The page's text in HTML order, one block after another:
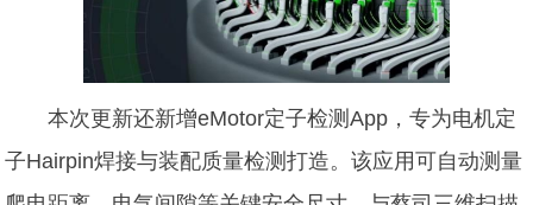
本次更新还新增eMotor定子检测App，专为电机定
子Hairpin焊接与装配质量检测打造。该应用可自动测量